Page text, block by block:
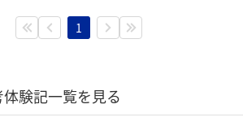
1
験記一覧を見る